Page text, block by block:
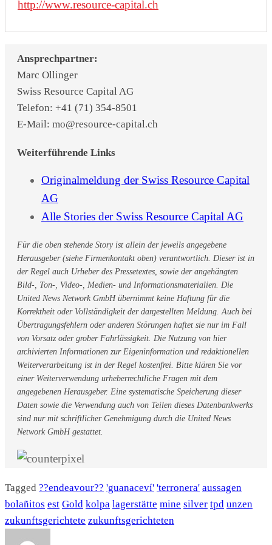
http://www.resource-capital.ch
Ansprechpartner:
Marc Ollinger
Swiss Resource Capital AG
Telefon: +41 (71) 354-8501
E-Mail: mo@resource-capital.ch
Weiterführende Links
Originalmeldung der Swiss Resource Capital
AG
Alle Stories der Swiss Resource Capital AG
Für die oben stehende Story ist allein der jeweils angegebene
Herausgeber (siehe Firmenkontakt oben) verantwortlich. Dieser ist in
der Regel auch Urheber des Pressetextes, sowie der angehängten
Bild-, Ton-, Video-, Medien- und Informationsmaterialien. Die
United News Network GmbH übernimmt keine Haftung für die
Korrektheit oder Vollständigkeit der dargestellten Meldung. Auch bei
Übertragungsfehlern oder anderen Störungen haftet sie nur im Fall
von Vorsatz oder grober Fahrlässigkeit. Die Nutzung von hier
archivierten Informationen zur Eigeninformation und redaktionellen
Weiterverarbeitung ist in der Regel kostenfrei. Bitte klären Sie vor
einer Weiterverwendung urheberrechtliche Fragen mit dem
angegebenen Herausgeber. Eine systematische Speicherung dieser
Daten sowie die Verwendung auch von Teilen dieses Datenbankwerks
sind nur mit schriftlicher Genehmigung durch die United News
Network GmbH gestattet.
Tagged ??endeavour?? 'guanaceví' 'terronera' aussagen
bolañitos est Gold kolpa lagerstätte mine silver tpd unzen
zukunftsgerichtete zukunftsgerichteten